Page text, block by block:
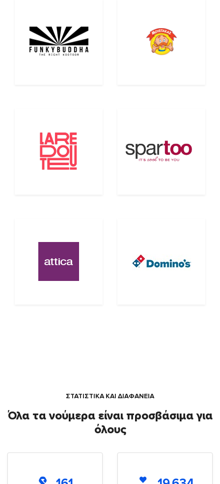
ΣΤΑΤΙΣΤΙΚΑ ΚΑΙ ΔΙΑΦΑΝΕΙΑ
Όλα τα νούμερα είναι προσβάσιμα για
όλους